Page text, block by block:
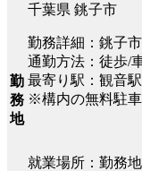
勤
務
地
千葉県 銚子市
勤務詳細：銚子市
通勤方法：徒歩/
最寄り駅：観音
※構内の無料駐
就業場所：勤務